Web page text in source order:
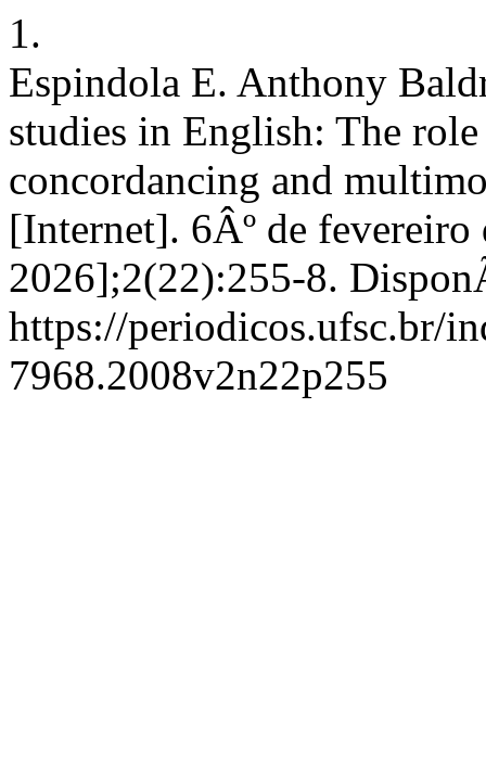
1.
Espindola E. Anthony
studies in English: The
concordancing and
[Internet]. 6Âº de fevereiro
2026];2(22):255-8.
https://periodicos.ufsc.br/
7968.2008v2n22p255